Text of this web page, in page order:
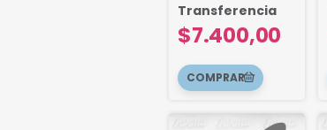
$7.400,00
Transferencia